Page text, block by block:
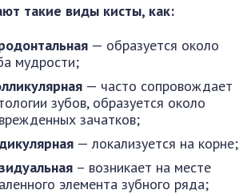
такие виды кисты, как:
— образуется около
мудрости;
— часто сопровождает
зубов, образуется около
зачатков;
— локализуется на корне;
– возникает на месте
элемента зубного ряда;